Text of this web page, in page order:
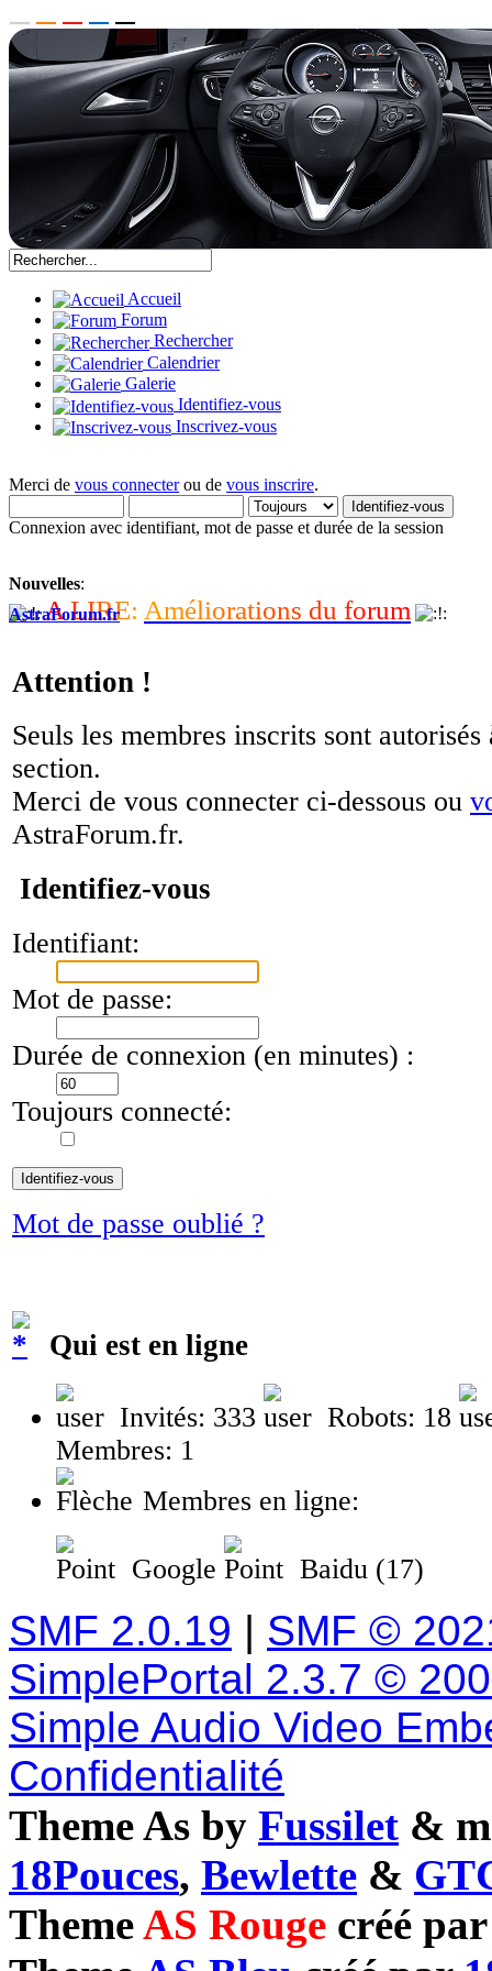
Accueil
Forum
Rechercher
Calendrier
Galerie
Identifiez-vous
Inscrivez-vous
Merci de vous connecterou de vous inscrire.
Connexion avec identifiant, mot de passe et durée de la session
Nouvelles:
A LIRE: Améliorations du forum
AstraForum.fr
Attention !
Seuls les membres inscrits sont autorisés
section.
Merci de vous connecter ci-dessous ou
AstraForum.fr.
Identifiez-vous
Identifiant:
Mot de passe:
Durée de connexion (en minutes) :
Toujours connecté:
Mot de passe oublié ?
Qui est en ligne
Invités: 333
Robots: 18
Membres: 1
Membres en ligne:
Google Baidu (17)
SMF 2.0.19 | SMF ©
SimplePortal 2.3.7 ©
Simple Audio Video
Confidentialité
Theme As by Fussilet &
18Pouces, Bewlette &
ThemeAS Rouge créé